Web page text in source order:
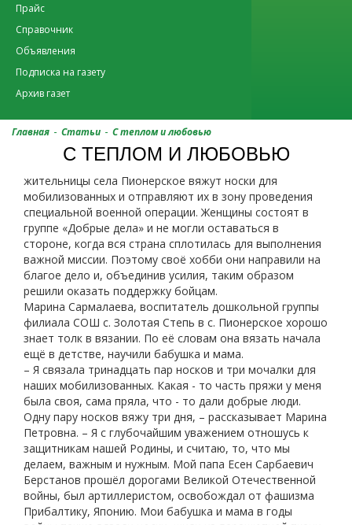
Прайс
Справочник
Объявления
Подписка на газету
Архив газет
Главная - Статьи - С теплом и любовью
С ТЕПЛОМ И ЛЮБОВЬЮ
жительницы села Пионерское вяжут носки для
мобилизованных и отправляют их в зону проведения
специальной военной операции. Женщины состоят в
группе «Добрые дела» и не могли оставаться в
стороне, когда вся страна сплотилась для выполнения
важной миссии. Поэтому своё хобби они направили на
благое дело и, объединив усилия, таким образом
решили оказать поддержку бойцам.
Марина Сармалаева, воспитатель дошкольной группы
филиала СОШ с. Золотая Степь в с. Пионерское хорошо
знает толк в вязании. По её словам она вязать начала
ещё в детстве, научили бабушка и мама.
– Я связала тринадцать пар носков и три мочалки для
наших мобилизованных. Какая - то часть пряжи у меня
была своя, сама пряла, что - то дали добрые люди.
Одну пару носков вяжу три дня, – рассказывает Марина
Петровна. – Я с глубочайшим уважением отношусь к
защитникам нашей Родины, и считаю, то, что мы
делаем, важным и нужным. Мой папа Есен Сарбаевич
Берстанов прошёл дорогами Великой Отечественной
войны, был артиллеристом, освобождал от фашизма
Прибалтику, Японию. Мои бабушка и мама в годы